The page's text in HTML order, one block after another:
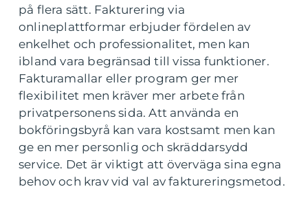
på flera sätt. Fakturering via
onlineplattformar erbjuder fördelen av
enkelhet och professionalitet, men kan
ibland vara begränsad till vissa funktioner.
Fakturamallar eller program ger mer
flexibilitet men kräver mer arbete från
privatpersonens sida. Att använda en
bokföringsbyrå kan vara kostsamt men kan
ge en mer personlig och skräddarsydd
service. Det är viktigt att överväga sina egna
behov och krav vid val av faktureringsmetod.